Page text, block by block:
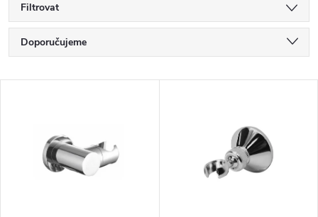
Filtrovat
Ř
a
Doporučujeme
Abecedně